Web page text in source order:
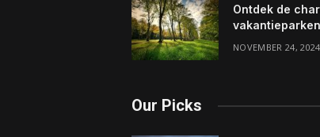
Ontdek de
NOVEMBER 24, 2024
Our Picks